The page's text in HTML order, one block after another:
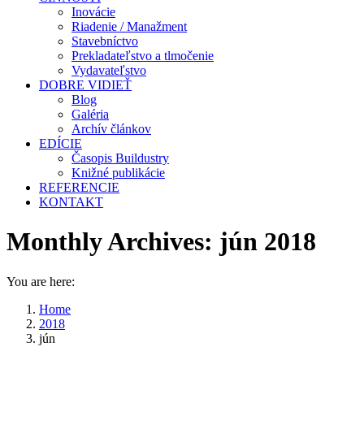
Inovácie
Riadenie / Manažment
Stavebníctvo
Prekladateľstvo a tlmočenie
Vydavateľstvo
DOBRE VIDIEŤ
Blog
Galéria
Archív článkov
EDÍCIE
Časopis Buildustry
Knižné publikácie
REFERENCIE
KONTAKT
Monthly Archives: jún 2018
You are here:
Home
2018
jún